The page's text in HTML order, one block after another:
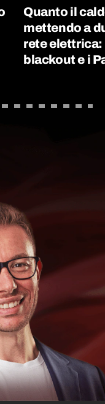
Quanto il
mettendo a
rete elettrica:
blackout e i